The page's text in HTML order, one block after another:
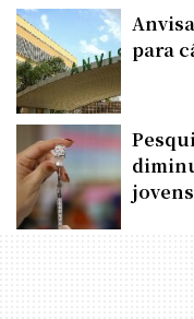
para
jovens